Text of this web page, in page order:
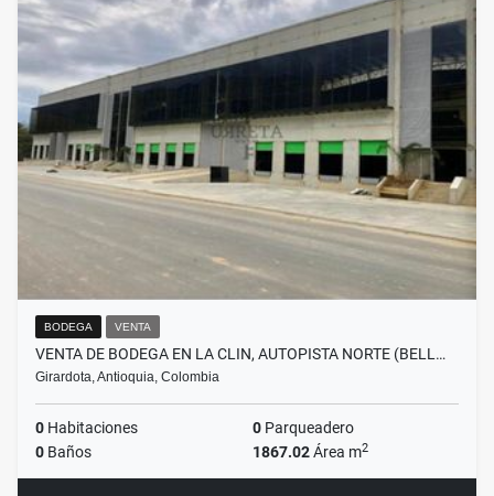
BODEGA VENTA
VENTA DE BODEGA EN LA CLIN, AUTOPISTA NORTE (BELL…
Girardota, Antioquia, Colombia
0 Habitaciones 0 Parqueadero
0 Baños 1867.02Área m2